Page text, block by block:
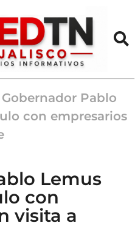
Gobernador Pablo
con empresarios
Lemus
con
visita a